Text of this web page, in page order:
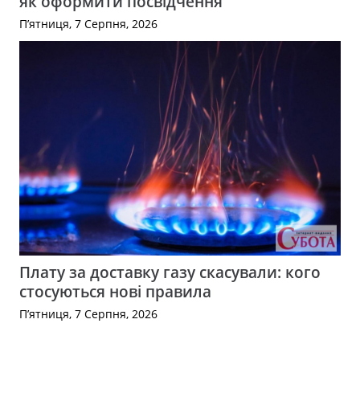
П’ятниця, 7 Серпня, 2026
Плату за доставку газу скасували: кого
стосуються нові правила
П’ятниця, 7 Серпня, 2026